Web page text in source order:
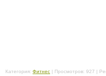
Категория: Фитнес | Просмотров: 927 |